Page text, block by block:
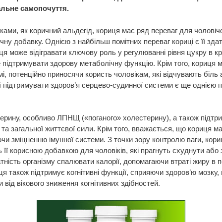
самопочуття.
як коричний альдегід, кориця має ряд переваг для
добавку. Однією з найбільш помітних переваг кориці є її
може відігравати ключову роль у регулюванні рівня цукру в
здорову метаболічну функцію. Крім того, кориця
потенційно приносячи користь чоловікам, які відчувають біль
підтримувати здоров’я серцево-судинної системи є ще
особливо ЛПНЩ («поганого» холестерину), а також
загальної життєвої сили. Крім того, вважається, що кориця
зміцненню імунної системи. З точки зору контролю ваги,
корисною добавкою для чоловіків, які прагнуть схуднути або
організму спалювати калорії, допомагаючи втраті жиру
також підтримує когнітивні функції, сприяючи здоров’ю
вікового зниження когнітивних здібностей.